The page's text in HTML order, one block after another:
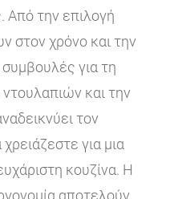
Από την επιλογή
στον χρόνο και την
για τη
και την
τον
για μια
κουζίνα. Η
αποτελούν